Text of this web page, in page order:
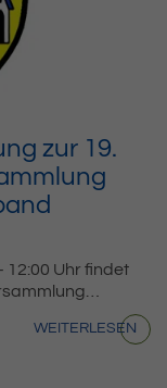
zur 19.
12:00 Uhr findet
WEITERLESEN